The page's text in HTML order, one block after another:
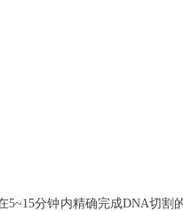
5~15分钟内精确完成DNA切割